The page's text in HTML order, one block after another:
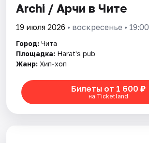
Archi / Арчи в Чите
19 июля 2026 • воскресенье • 19:00
Город: Чита
Площадка: Harat's pub
Жанр: Хип-хоп
Билеты от 1 600 ₽
на Ticketland